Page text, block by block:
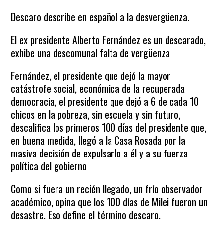
Descaro describe en español a la desvergüenza.
El ex presidente Alberto Fernández es un descarado,
exhibe una descomunal falta de vergüenza
Fernández, el presidente que dejó la mayor
catástrofe social, económica de la recuperada
democracia, el presidente que dejó a 6 de cada 10
chicos en la pobreza, sin escuela y sin futuro,
descalifica los primeros 100 días del presidente que,
en buena medida, llegó a la Casa Rosada por la
masiva decisión de expulsarlo a él y a su fuerza
política del gobierno
Como si fuera un recién llegado, un frío observador
académico, opina que los 100 días de Milei fueron un
desastre. Eso define el término descaro.